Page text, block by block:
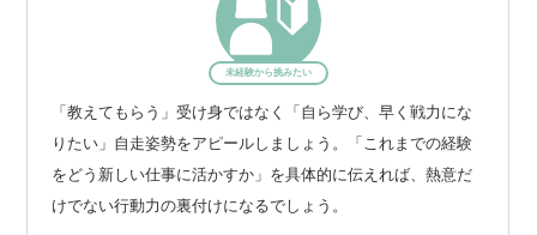
未経験から挑みたい
「教えてもらう」受け身ではなく「自ら学び、早く戦力にな
りたい」自走姿勢をアピールしましょう。「これまでの経験
をどう新しい仕事に活かすか」を具体的に伝えれば、熱意だ
けでない行動力の裏付けになるでしょう。